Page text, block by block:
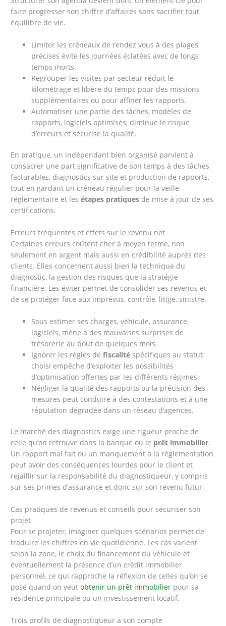
faire progresser son chiffre d’affaires sans sacrifier tout
équilibre de vie.
Limiter les créneaux de rendez vous à des plages
précises évite les journées éclatées avec de longs
temps morts.
Regrouper les visites par secteur réduit le
kilométrage et libère du temps pour des missions
supplémentaires ou pour affiner les rapports.
Automatiser une partie des tâches, modèles de
rapports, logiciels optimisés, diminue le risque
d’erreurs et sécurise la qualité.
En pratique, un indépendant bien organisé parvient à
consacrer une part significative de son temps à des tâches
facturables, diagnostics sur site et production de rapports,
tout en gardant un créneau régulier pour la veille
réglementaire et lesétapes pratiques de mise à jour de ses
certifications.
Erreurs fréquentes et effets sur le revenu net
Certaines erreurs coûtent cher à moyen terme, non
seulement en argent mais aussi en crédibilité auprès des
clients. Elles concernent aussi bien la technique du
diagnostic, la gestion des risques que la stratégie
financière. Les éviter permet de consolider ses revenus et
de se protéger face aux imprévus, contrôle, litige, sinistre.
Sous estimer ses charges, véhicule, assurance,
logiciels, mène à des mauvaises surprises de
trésorerie au bout de quelques mois.
Ignorer les règles defiscalité spécifiques au statut
choisi empêche d’exploiter les possibilités
d’optimisation offertes par les différents régimes.
Négliger la qualité des rapports ou la précision des
mesures peut conduire à des contestations et à une
réputation dégradée dans un réseau d’agences.
Le marché des diagnostics exige une rigueur proche de
celle qu’on retrouve dans la banque ou le prêt immobilier.
Un rapport mal fait ou un manquement à la réglementation
peut avoir des conséquences lourdes pour le client et
rejaillir sur la responsabilité du diagnostiqueur, y compris
sur ses primes d’assurance et donc sur son revenu futur.
Cas pratiques de revenus et conseils pour sécuriser son
projet
Pour se projeter, imaginer quelques scénarios permet de
traduire les chiffres en vie quotidienne. Les cas varient
selon la zone, le choix du financement du véhicule et
éventuellement la présence d’un crédit immobilier
personnel, ce qui rapproche la réflexion de celles qu’on se
pose quand on veutobtenir un prêt immobilier pour sa
résidence principale ou un investissement locatif.
Trois profils de diagnostiqueur à son compte